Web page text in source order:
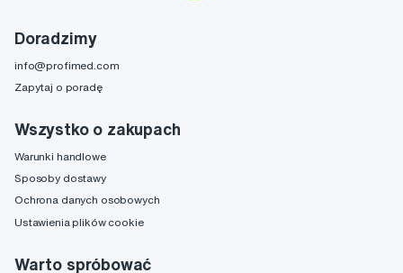
Doradzimy
info@profimed.com
Zapytaj o poradę
Wszystko o zakupach
Warunki handlowe
Sposoby dostawy
Ochrona danych osobowych
Ustawienia plików cookie
Warto spróbować